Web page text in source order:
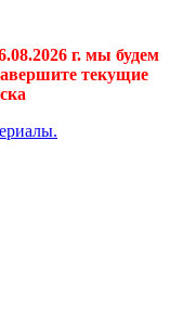
г. мы будем
текущие